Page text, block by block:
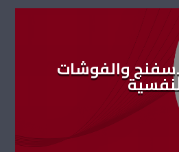
والفوشات